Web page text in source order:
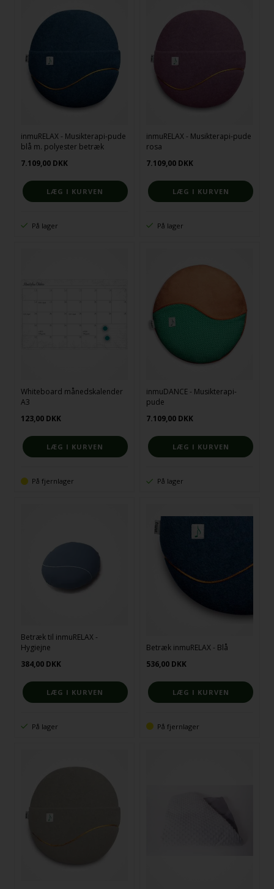
inmuRELAX - Musikterapi-pude
blå m. polyester betræk
7.109,00 DKK
På lager
inmuRELAX - Musikterapi-pude
rosa
7.109,00 DKK
På lager
Whiteboard månedskalender
A3
123,00 DKK
På fjernlager
inmuDANCE - Musikterapi-
pude
7.109,00 DKK
På lager
Betræk til inmuRELAX -
Hygiejne
384,00 DKK
På lager
Betræk inmuRELAX - Blå
536,00 DKK
På fjernlager